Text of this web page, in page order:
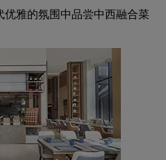
雅的氛围中品尝中西融合菜